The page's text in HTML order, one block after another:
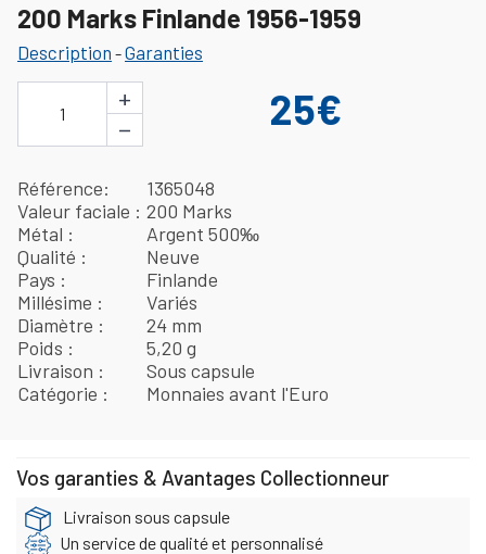
200 Marks Finlande 1956-1959
Description -Garanties
1
+
−
25€
Référence
1365048
Valeur faciale
200 Marks
Métal
Argent 500‰
Qualité
Neuve
Pays
Finlande
Millésime
Variés
Diamètre
24 mm
Poids
5,20 g
Livraison
Sous capsule
Catégorie
Monnaies avant l'Euro
Vos garanties & Avantages Collectionneur
Livraison sous capsule
Un service de qualité et personnalisé